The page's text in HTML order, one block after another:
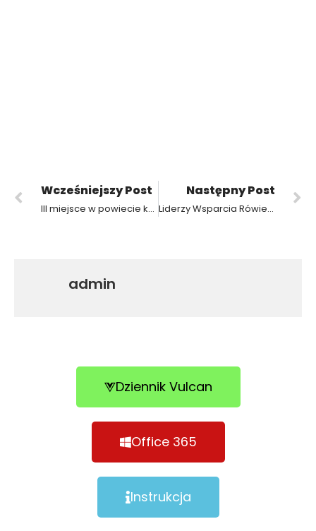
Wcześniejszy Post
III miejsce w powiecie krotoszyńskim dla naszych siatkarzy!
Następny Post
Liderzy Wsparcia Rówieśniczego w ZSP3
admin
Dziennik Vulcan
Office 365
Instrukcja